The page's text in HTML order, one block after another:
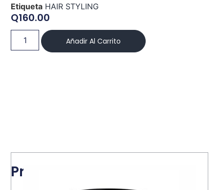
Etiqueta HAIR STYLING
Q160.00
Añadir Al Carrito
Productos relacionados